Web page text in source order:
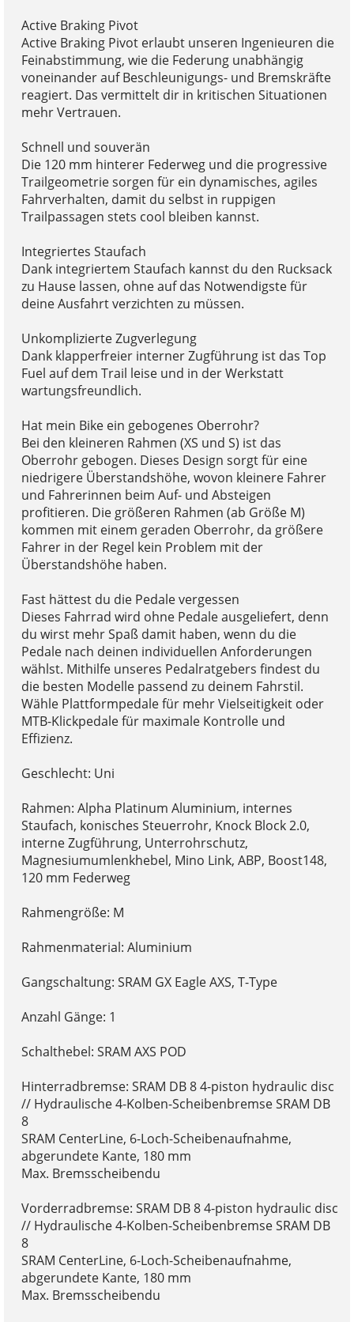
Active Braking Pivot
Active Braking Pivot erlaubt unseren Ingenieuren die
Feinabstimmung, wie die Federung unabhängig
voneinander auf Beschleunigungs- und Bremskräfte
reagiert. Das vermittelt dir in kritischen Situationen
mehr Vertrauen.
Schnell und souverän
Die 120 mm hinterer Federweg und die progressive
Trailgeometrie sorgen für ein dynamisches, agiles
Fahrverhalten, damit du selbst in ruppigen
Trailpassagen stets cool bleiben kannst.
Integriertes Staufach
Dank integriertem Staufach kannst du den Rucksack
zu Hause lassen, ohne auf das Notwendigste für
deine Ausfahrt verzichten zu müssen.
Unkomplizierte Zugverlegung
Dank klapperfreier interner Zugführung ist das Top
Fuel auf dem Trail leise und in der Werkstatt
wartungsfreundlich.
Hat mein Bike ein gebogenes Oberrohr?
Bei den kleineren Rahmen (XS und S) ist das
Oberrohr gebogen. Dieses Design sorgt für eine
niedrigere Überstandshöhe, wovon kleinere Fahrer
und Fahrerinnen beim Auf- und Absteigen
profitieren. Die größeren Rahmen (ab Größe M)
kommen mit einem geraden Oberrohr, da größere
Fahrer in der Regel kein Problem mit der
Überstandshöhe haben.
Fast hättest du die Pedale vergessen
Dieses Fahrrad wird ohne Pedale ausgeliefert, denn
du wirst mehr Spaß damit haben, wenn du die
Pedale nach deinen individuellen Anforderungen
wählst. Mithilfe unseres Pedalratgebers findest du
die besten Modelle passend zu deinem Fahrstil.
Wähle Plattformpedale für mehr Vielseitigkeit oder
MTB-Klickpedale für maximale Kontrolle und
Effizienz.
Geschlecht: Uni
Rahmen: Alpha Platinum Aluminium, internes
Staufach, konisches Steuerrohr, Knock Block 2.0,
interne Zugführung, Unterrohrschutz,
Magnesiumumlenkhebel, Mino Link, ABP, Boost148,
120 mm Federweg
Rahmengröße: M
Rahmenmaterial: Aluminium
Gangschaltung: SRAM GX Eagle AXS, T-Type
Anzahl Gänge: 1
Schalthebel: SRAM AXS POD
Hinterradbremse: SRAM DB 8 4-piston hydraulic disc
// Hydraulische 4-Kolben-Scheibenbremse SRAM DB
8
SRAM CenterLine, 6-Loch-Scheibenaufnahme,
abgerundete Kante, 180 mm
Max. Bremsscheibendu
Vorderradbremse: SRAM DB 8 4-piston hydraulic disc
// Hydraulische 4-Kolben-Scheibenbremse SRAM DB
8
SRAM CenterLine, 6-Loch-Scheibenaufnahme,
abgerundete Kante, 180 mm
Max. Bremsscheibendu